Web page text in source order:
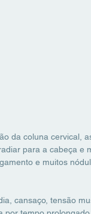
da coluna cervical,
para a cabeça e
e muitos
cansaço, tensão